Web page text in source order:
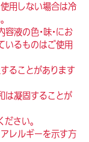
用しない場合は冷
液の色・味・にお
いるものはご使用
ることがあります
は凝固することが
さい。
アレルギーを示す方